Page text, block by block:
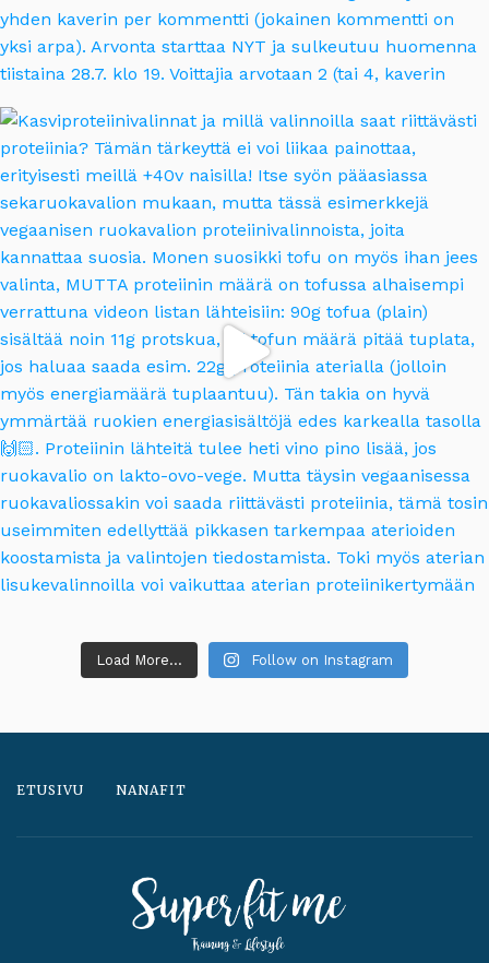
Load More... Follow on Instagram
ETUSIVU NANAFIT